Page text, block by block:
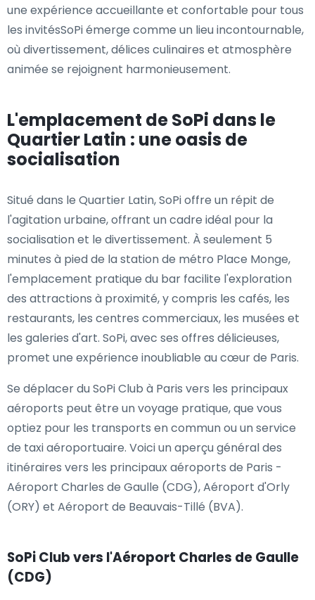
une expérience accueillante et confortable pour tous
les invitésSoPi émerge comme un lieu incontournable,
où divertissement, délices culinaires et atmosphère
animée se rejoignent harmonieusement.
L'emplacement de SoPi dans le
Quartier Latin : une oasis de
socialisation
Situé dans le Quartier Latin, SoPi offre un répit de
l'agitation urbaine, offrant un cadre idéal pour la
socialisation et le divertissement. À seulement 5
minutes à pied de la station de métro Place Monge,
l'emplacement pratique du bar facilite l'exploration
des attractions à proximité, y compris les cafés, les
restaurants, les centres commerciaux, les musées et
les galeries d'art. SoPi, avec ses offres délicieuses,
promet une expérience inoubliable au cœur de Paris.
Se déplacer du SoPi Club à Paris vers les principaux
aéroports peut être un voyage pratique, que vous
optiez pour les transports en commun ou un service
de taxi aéroportuaire. Voici un aperçu général des
itinéraires vers les principaux aéroports de Paris -
Aéroport Charles de Gaulle (CDG), Aéroport d'Orly
(ORY) et Aéroport de Beauvais-Tillé (BVA).
SoPi Club vers l'Aéroport Charles de Gaulle
(CDG)